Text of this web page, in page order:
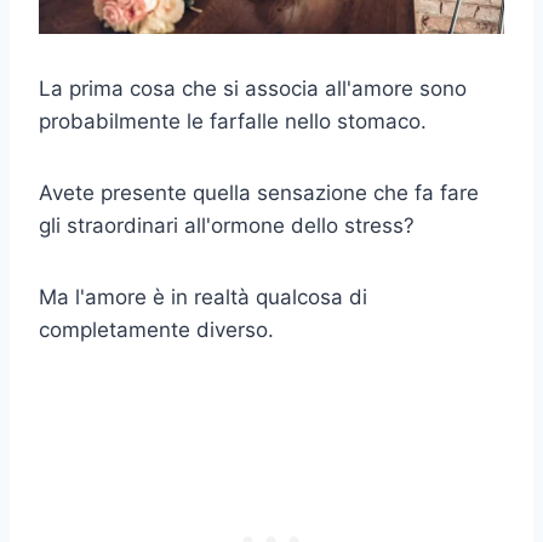
La prima cosa che si associa all'amore sono
probabilmente le farfalle nello stomaco.
Avete presente quella sensazione che fa fare
gli straordinari all'ormone dello stress?
Ma l'amore è in realtà qualcosa di
completamente diverso.